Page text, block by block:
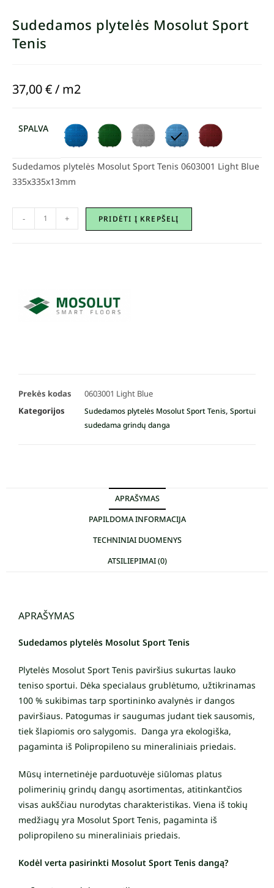
Sudedamos plytelės Mosolut Sport
Tenis
37,00€/ m2
SPALVA
Sudedamos plytelės Mosolut Sport Tenis 0603001 Light Blue
335x335x13mm
- + PRIDĖTI Į KREPŠELĮ
Prekės kodas
0603001 Light Blue
Kategorijos
Sudedamos plytelės Mosolut Sport Tenis, Sportui
sudedama grindų danga
APRAŠYMAS
PAPILDOMA INFORMACIJA
TECHNINIAI DUOMENYS
ATSILIEPIMAI (0)
APRAŠYMAS
Sudedamos plytelės Mosolut Sport Tenis
Plytelės Mosolut Sport Tenis paviršius sukurtas lauko
teniso sportui. Dėka specialaus grublėtumo, užtikrinamas
100 % sukibimas tarp sportininko avalynės ir dangos
paviršiaus. Patogumas ir saugumas judant tiek sausomis,
tiek šlapiomis oro salygomis. Danga yra ekologiška,
pagaminta iš Polipropileno su mineraliniais priedais.
Mūsų internetinėje parduotuvėje siūlomas platus
polimerinių grindų dangų asortimentas, atitinkantčios
visas aukščiau nurodytas charakteristikas. Viena iš tokių
medžiagų yra Mosolut Sport Tenis, pagaminta iš
polipropileno su mineraliniais priedais.
Kodėl verta pasirinkti Mosolut Sport Tenis dangą?